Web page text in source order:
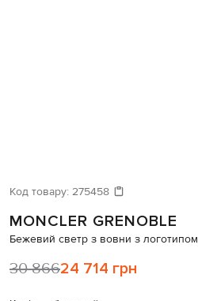
Код товару: 275458
MONCLER GRENOBLE
Бежевий светр з вовни з логотипом
30 86624 714 грн